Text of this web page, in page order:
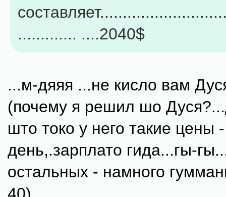
............. ....2040$
...м-дяяя ...не кисло вам
(почему я решил шо
што токо у него такие цены
день,.зарплато гида...гы-
остальных - намного